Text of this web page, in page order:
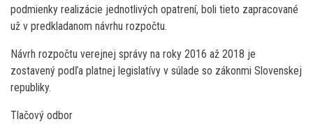
podmienky realizácie jednotlivých opatrení, boli tieto zapracované
už v predkladanom návrhu rozpočtu.
Návrh rozpočtu verejnej správy na roky 2016 až 2018 je
zostavený podľa platnej legislatívy v súlade so zákonmi Slovenskej
republiky.
Tlačový odbor